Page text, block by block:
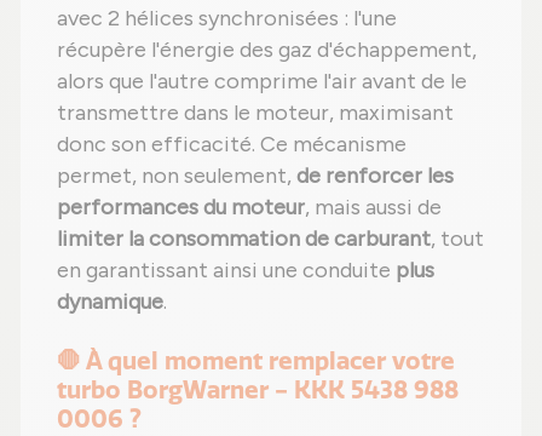
avec 2 hélices synchronisées : l'une
récupère l'énergie des gaz d'échappement,
alors que l'autre comprime l'air avant de le
transmettre dans le moteur, maximisant
donc son efficacité. Ce mécanisme
permet, non seulement, de renforcer les
performances du moteur, mais aussi de
limiter la consommation de carburant, tout
en garantissant ainsi une conduite plus
dynamique.
🛑 À quel moment remplacer votre
turbo BorgWarner - KKK 5438 988
0006 ?